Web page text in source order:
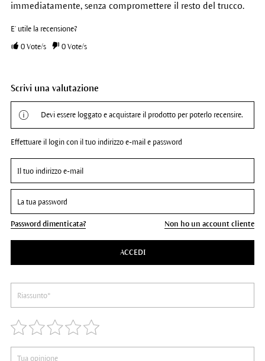
immediatamente, senza compromettere il resto del trucco.
E' utile la recensione?
0Vote/s 0Vote/s
Scrivi una valutazione
Devi essere loggato e acquistare il prodotto per poterlo recensire.
Effettuare il login con il tuo indirizzo e-mail e password
Password dimenticata? Non ho un account cliente
ACCEDI